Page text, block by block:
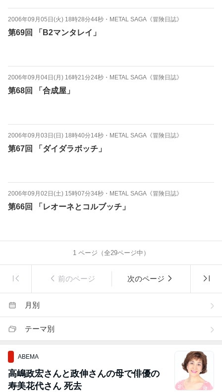
2006年09月05日(火) 18時28分44秒 ・ METAL SAGA《冒険日誌》
第69回 「B2マンタレイ」
2006年09月04日(月) 16時21分24秒 ・ METAL SAGA《冒険日誌》
第68回 「合成屋」
2006年09月03日(日) 18時40分14秒 ・ METAL SAGA《冒険日誌》
第67回 「ダイダラボッチ」
2006年09月02日(土) 15時07分34秒 ・ METAL SAGA《冒険日誌》
第66回 「レオーネとコルブッチ」
1ページ（全29ページ中）
前のページ 次のページ
月別
テーマ別
ABEMA
高嶋政宏さんと政伸さんの母で俳優の
寿美花代さん 死去